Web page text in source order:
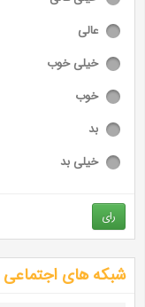
عالی
خیلی خوب
خوب
بد
خیلی بد
رای
شبکه های اجتماعی